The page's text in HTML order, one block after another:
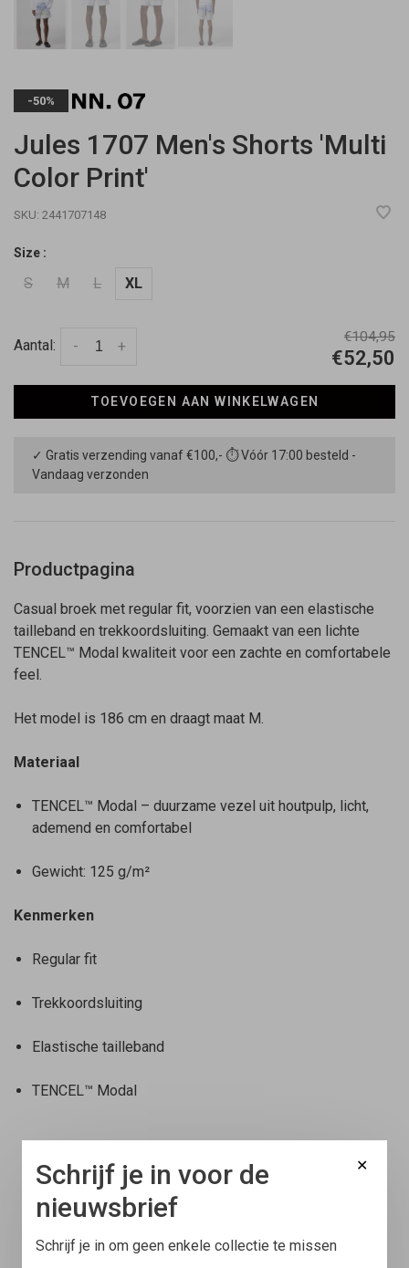
-50%
Jules 1707 Men's Shorts 'Multi
Color Print'
SKU: 2441707148
Size :
S M L XL
Aantal: +
-
€104,95
€52,50
TOEVOEGEN AAN WINKELWAGEN
✓ Gratis verzending vanaf €100,- ⏱ Vóór 17:00 besteld -
Vandaag verzonden
Productpagina
Casual broek met regular fit, voorzien van een elastische
tailleband en trekkoordsluiting. Gemaakt van een lichte
TENCEL™ Modal kwaliteit voor een zachte en comfortabele
feel.
Het model is 186 cm en draagt maat M.
Materiaal
TENCEL™ Modal – duurzame vezel uit houtpulp, licht,
ademend en comfortabel
Gewicht: 125 g/m²
Kenmerken
Regular fit
Trekkoordsluiting
Elastische tailleband
TENCEL™ Modal
Gratis verzending
✕
Schrijf je in voor de
nieuwsbrief
Schrijf je in om geen enkele collectie te missen